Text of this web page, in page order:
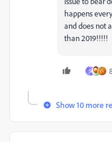
happens
and does not
than 2019!!!!!
S
Show 10 more